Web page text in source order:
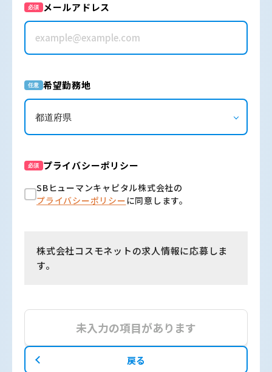
必須 メールアドレス
任意 希望勤務地
必須 プライバシーポリシー
SBヒューマンキャピタル株式会社の
プライバシーポリシーに同意します。
株式会社コスモネットの求人情報に応募しま
す。
未入力の項目があります
戻る